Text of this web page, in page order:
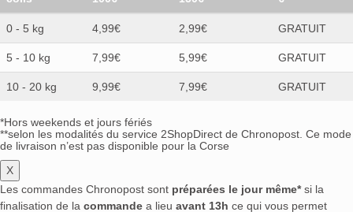
0 - 5 kg 4,99€ 2,99€ GRATUIT
5 - 10 kg 7,99€ 5,99€ GRATUIT
10 - 20 kg 9,99€ 7,99€ GRATUIT
*Hors weekends et jours fériés
**selon les modalités du service 2ShopDirect de Chronopost. Ce mode
de livraison n’est pas disponible pour la Corse
X
Les commandes Chronopost sont préparées le jour même*si la
finalisation de la commande a lieu avant 13h ce qui vous permet